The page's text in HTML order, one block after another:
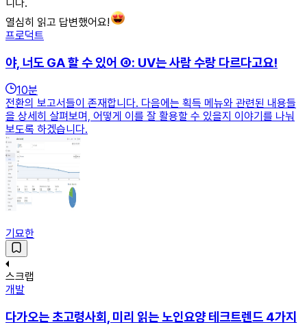
니다.
열심히 읽고 답변했어요!
프로덕트
야, 너도 GA 할 수 있어 ④: UV는 사람 수랑 다르다고요!
10분
전환의 보고서들이 존재합니다. 다음에는 획득 메뉴와 관련된 내용들
을 상세히 살펴보며, 어떻게 이를 잘 활용할 수 있을지 이야기를 나눠
보도록 하겠습니다.
기묘한
스크랩
개발
다가오는 초고령사회, 미리 읽는 노인요양 테크트렌드 4가지